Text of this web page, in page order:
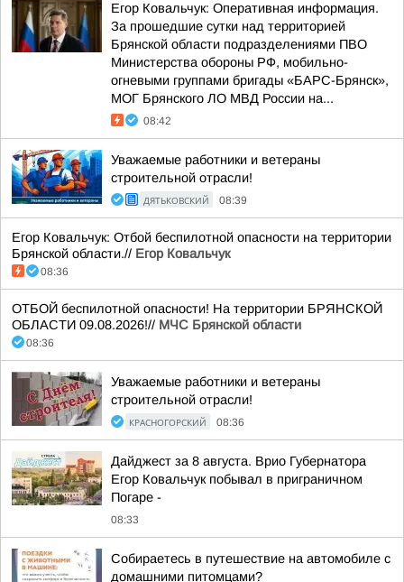
Егор Ковальчук: Оперативная информация.
За прошедшие сутки над территорией
Брянской области подразделениями ПВО
Министерства обороны РФ, мобильно-
огневыми группами бригады «БАРС-Брянск»,
МОГ Брянского ЛО МВД России на...
08:42
Уважаемые работники и ветераны
строительной отрасли!
ДЯТЬКОВСКИЙ 08:39
Егор Ковальчук: Отбой беспилотной опасности на территории
Брянской области.// Егор Ковальчук
08:36
ОТБОЙ беспилотной опасности! На территории БРЯНСКОЙ
ОБЛАСТИ 09.08.2026!// МЧС Брянской области
08:36
Уважаемые работники и ветераны
строительной отрасли!
КРАСНОГОРСКИЙ 08:36
Дайджест за 8 августа. Врио Губернатора
Егор Ковальчук побывал в приграничном
Погаре -
08:33
Собираетесь в путешествие на автомобиле с
домашними питомцами?